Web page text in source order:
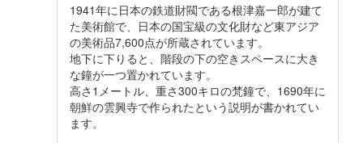
1941年に日本の鉄道財閥である根津嘉一郎が建て
た美術館で、日本の国宝級の文化財など東アジア
の美術品7,600点が所蔵されています。
地下に下りると、階段の下の空きスペースに大き
な鐘が一つ置かれています。
高さ1メートル、重さ300キロの梵鐘で、1690年に
朝鮮の雲興寺で作られたという説明が書かれてい
ます。